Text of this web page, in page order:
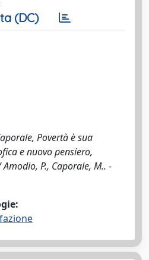
(DC)
Povertà è sua
e nuovo pensiero,
P., Caporale, M.. -